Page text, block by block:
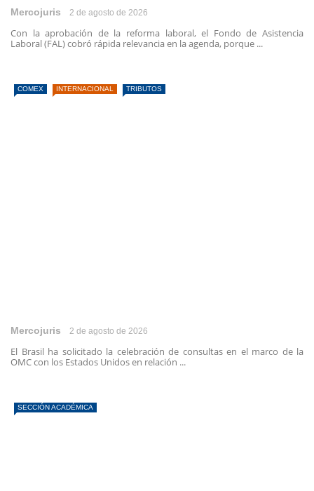
Mercojuris 2 de agosto de 2026
Con la aprobación de la reforma laboral, el Fondo de Asistencia
Laboral (FAL) cobró rápida relevancia en la agenda, porque ...
COMEX INTERNACIONAL TRIBUTOS
Mercojuris 2 de agosto de 2026
El Brasil ha solicitado la celebración de consultas en el marco de la
OMC con los Estados Unidos en relación ...
SECCIÓN ACADÉMICA